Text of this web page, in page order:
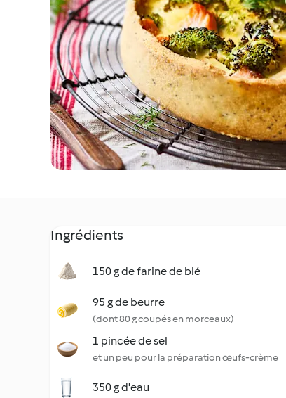
Ingrédients
150 g de farine de blé
95 g de beurre
(dont 80 g coupés en morceaux)
1 pincée de sel
et un peu pour la préparation œufs-crème
350 g d'eau